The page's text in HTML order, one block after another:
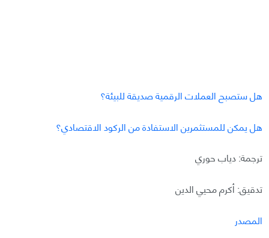
هل ستصبح العملات الرقمية صديقة للبيئة؟
هل يمكن للمستثمرين الاستفادة من الركود الاقتصادي؟
ترجمة: دياب حوري
تدقيق: أكرم محيي الدين
المصدر